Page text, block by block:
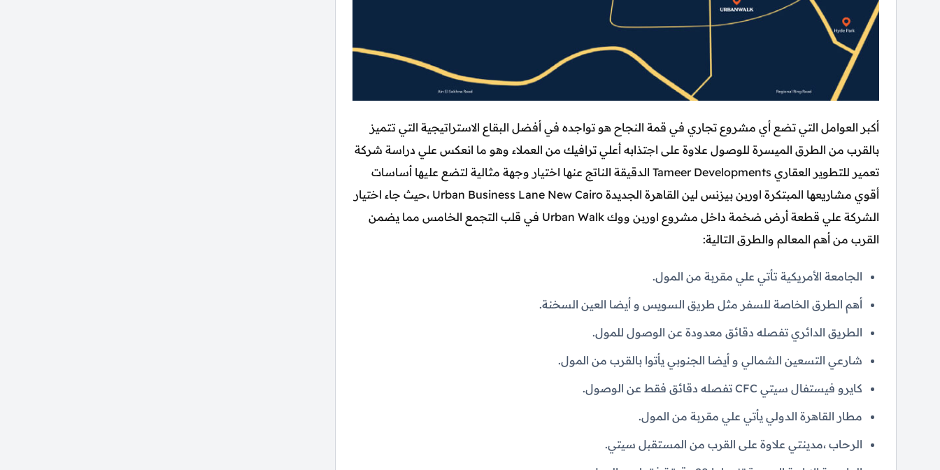
أكبر العوامل التي تضع أي مشروع تجاري في قمة النجاح هو تواجده في أفضل البقاع الاستراتيجية التي تتميز
بالقرب من الطرق الميسرة للوصول علاوة على اجتذابه أعلي ترافيك من العملاء وهو ما انعكس علي دراسة شركة
تعمير للتطوير العقاري Tameer Developments الدقيقة الناتج عنها اختيار وجهة مثالية لتضع عليها أساسات
أقوي مشاريعها المبتكرة اوربن بيزنس لين القاهرة الجديدة Urban Business Lane New Cairo ،حيث جاء اختيار
الشركة علي قطعة أرض ضخمة داخل مشروع اوربن ووك Urban Walk في قلب التجمع الخامس مما يضمن
القرب من أهم المعالم والطرق التالية:
الجامعة الأمريكية تأتي علي مقربة من المول.
أهم الطرق الخاصة للسفر مثل طريق السويس و أيضا العين السخنة.
الطريق الدائري تفصله دقائق معدودة عن الوصول للمول.
شارعي التسعين الشمالي و أيضا الجنوبي يأتوا بالقرب من المول.
كايرو فيستفال سيتي CFC تفصله دقائق فقط عن الوصول.
مطار القاهرة الدولي يأتي علي مقربة من المول.
الرحاب ،مدينتي علاوة على القرب من المستقبل سيتي.